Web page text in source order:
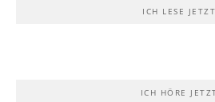
ICH LESE JETZT
ICH HÖRE